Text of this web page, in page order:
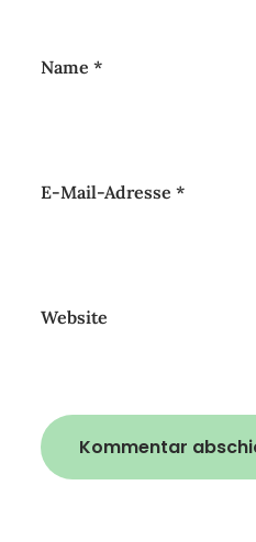
Name*
E-Mail-Adresse*
Website